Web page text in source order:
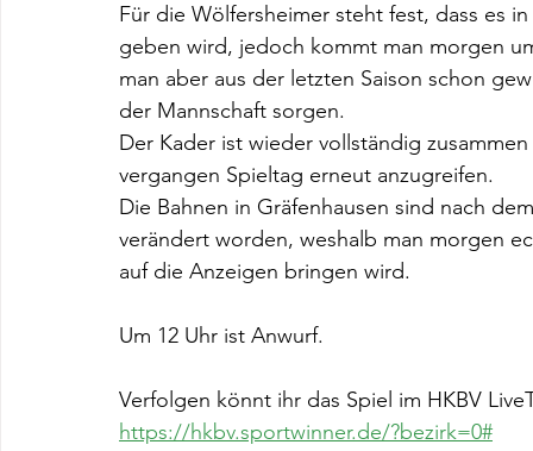
Für die Wölfersheimer steht fest, dass es
geben wird, jedoch kommt man morgen
man aber aus der letzten Saison schon
der Mannschaft sorgen.
Der Kader ist wieder vollständig
vergangen Spieltag erneut anzugreifen.
Die Bahnen in Gräfenhausen sind nach
verändert worden, weshalb man morgen
auf die Anzeigen bringen wird.
Um 12 Uhr ist Anwurf.
Verfolgen könnt ihr das Spiel im HKBV
https://hkbv.sportwinner.de/?bezirk=0#